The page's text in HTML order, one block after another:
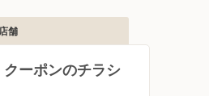
店舗
ーポンのチラシ